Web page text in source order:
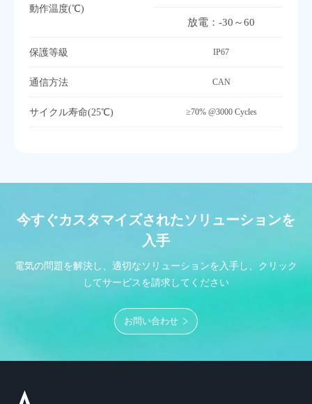
動作温度(℃)
放電：-30～60
保護等級 IP67
通信方法 CAN
サイクル寿命(25℃) ≥70% @3000 Cycles
今すぐカスタマイズされたソリューションを
入手
電気の問題を解決し、適切なソリューションを入手し、クリック
してサービスを請求してください
お問い合わせ